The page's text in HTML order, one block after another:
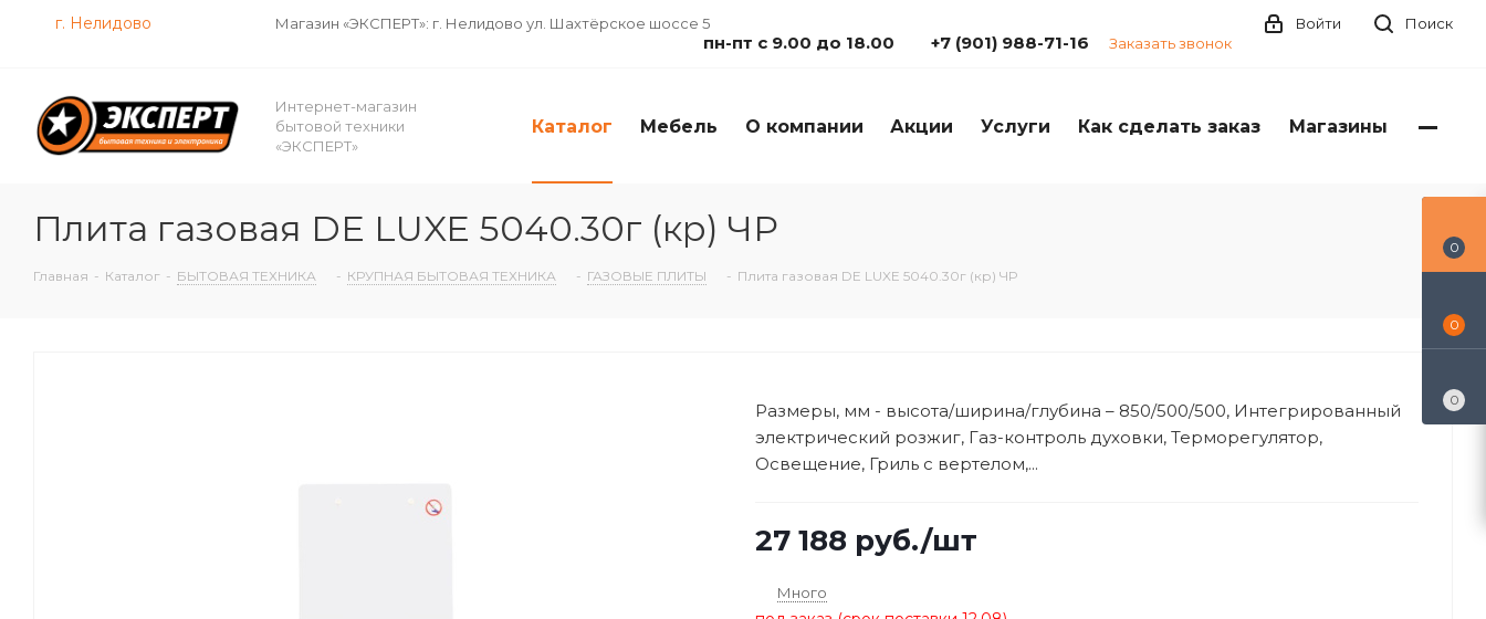
г. Нелидово Магазин «ЭКСПЕРТ»: г. Нелидово ул. Шахтёрское шоссе 5 Поиск
Войти
пн-пт с 9.00 до 18.00 +7 (901) 988-71-16 Заказать звонок
Интернет-магазин
бытовой техники
«ЭКСПЕРТ»
Каталог Мебель О компании Акции Услуги Как сделать заказ Магазины
Плита газовая DE LUXE 5040.30г (кр) ЧР
Главная - Каталог - БЫТОВАЯ ТЕХНИКА - КРУПНАЯ БЫТОВАЯ ТЕХНИКА - ГАЗОВЫЕ ПЛИТЫ - Плита газовая DE LUXE 5040.30г (кр) ЧР
Размеры, мм - высота/ширина/глубина – 850/500/500, Интегрированный
электрический розжиг, Газ-контроль духовки, Терморегулятор,
Освещение, Гриль с вертелом,...
27 188 руб./шт
Много
0
0
0